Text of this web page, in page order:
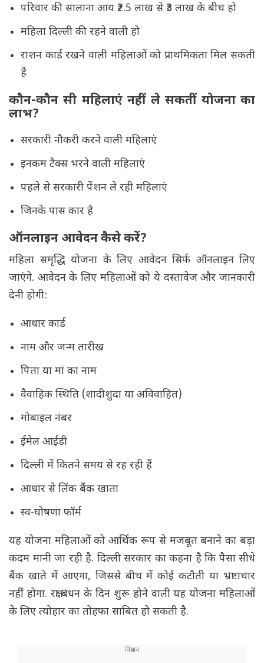
परिवार की सालाना आय ₹2.5 लाख से ₹3 लाख के बीच हो
महिला दिल्ली की रहने वाली हो
राशन कार्ड रखने वाली महिलाओं को प्राथमिकता मिल सकती
है
कौन-कौन सी महिलाएं नहीं ले सकतीं योजना का
लाभ?
सरकारी नौकरी करने वाली महिलाएं
इनकम टैक्स भरने वाली महिलाएं
पहले से सरकारी पेंशन ले रही महिलाएं
जिनके पास कार है
ऑनलाइन आवेदन कैसे करें?
महिला समृद्धि योजना के लिए आवेदन सिर्फ ऑनलाइन लिए
जाएंगे. आवेदन के लिए महिलाओं को ये दस्तावेज और जानकारी
देनी होगी:
आधार कार्ड
नाम और जन्म तारीख
पिता या मां का नाम
वैवाहिक स्थिति (शादीशुदा या अविवाहित)
मोबाइल नंबर
ईमेल आईडी
दिल्ली में कितने समय से रह रही हैं
आधार से लिंक बैंक खाता
स्व-घोषणा फॉर्म
यह योजना महिलाओं को आर्थिक रूप से मजबूत बनाने का बड़ा
कदम मानी जा रही है. दिल्ली सरकार का कहना है कि पैसा सीधे
बैंक खाते में आएगा, जिससे बीच में कोई कटौती या भ्रष्टाचार
नहीं होगा. रक्षा बंधन के दिन शुरू होने वाली यह योजना महिलाओं
के लिए त्योहार का तोहफा साबित हो सकती है.